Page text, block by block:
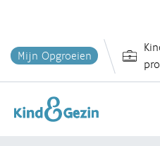
en
inhoud
Mijn Opgroeien